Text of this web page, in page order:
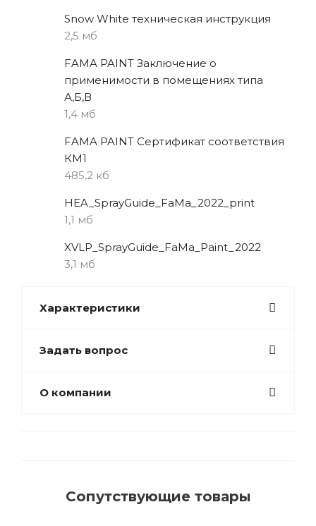
Snow White техническая инструкция
2,5 мб
FAMA PAINT Заключение о
применимости в помещениях типа
А,Б,В
1,4 мб
FAMA PAINT Сертификат соответствия
КМ1
485,2 кб
HEA_SprayGuide_FaMa_2022_print
1,1 мб
XVLP_SprayGuide_FaMa_Paint_2022
3,1 мб
Характеристики
Задать вопрос
О компании
Сопутствующие товары